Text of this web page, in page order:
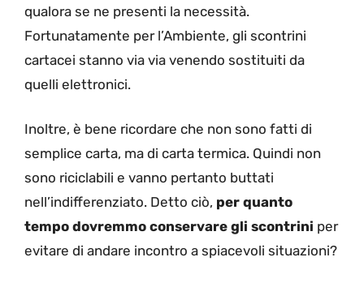
qualora se ne presenti la necessità.
Fortunatamente per l’Ambiente, gli scontrini
cartacei stanno via via venendo sostituiti da
quelli elettronici.
Inoltre, è bene ricordare che non sono fatti di
semplice carta, ma di carta termica. Quindi non
sono riciclabili e vanno pertanto buttati
nell’indifferenziato. Detto ciò, per quanto
tempo dovremmo conservare gli scontrini per
evitare di andare incontro a spiacevoli situazioni?